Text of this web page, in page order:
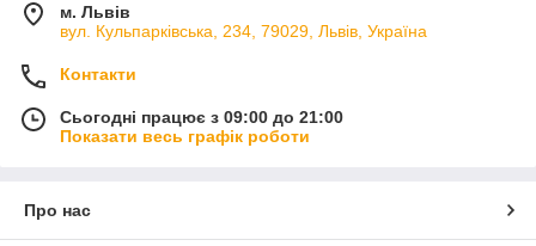
м. Львів
вул. Кульпарківська, 234, 79029, Львів, Україна
Контакти
Сьогодні працює з 09:00 до 21:00
Показати весь графік роботи
Про нас